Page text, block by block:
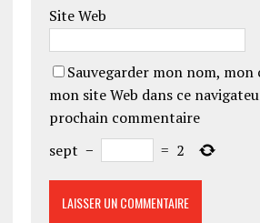
Site Web
Sauvegarder mon nom,
mon site Web dans ce
prochain commentaire
sept − = 2